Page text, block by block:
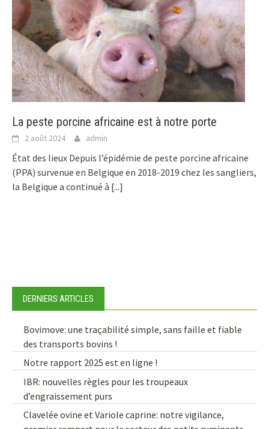
La peste porcine africaine est à notre porte
2 août 2024 admin
État des lieux Depuis l’épidémie de peste porcine africaine
(PPA) survenue en Belgique en 2018-2019 chez les sangliers,
la Belgique a continué à [...]
DERNIERS ARTICLES
Bovimove: une traçabilité simple, sans faille et fiable
des transports bovins !
Notre rapport 2025 est en ligne !
IBR: nouvelles règles pour les troupeaux
d’engraissement purs
Clavelée ovine et Variole caprine: notre vigilance,